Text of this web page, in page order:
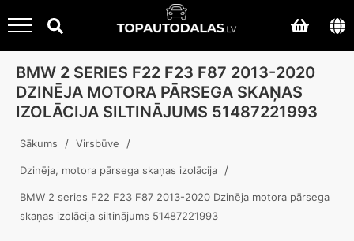
BMW 2 SERIES F22 F23 F87 2013-2020
DZINĒJA MOTORA PĀRSEGA SKAŅAS
IZOLĀCIJA SILTINĀJUMS 51487221993
Sākums / Virsbūve /
Dzinēja, motora pārsega skaņas izolācija /
BMW 2 series F22 F23 F87 2013-2020 Dzinēja motora pārsega
skaņas izolācija siltinājums 51487221993